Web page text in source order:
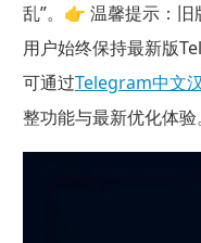
乱”。👉 温馨提示：
用户始终保持最新版
可通过Telegram中文
整功能与最新优化体验。